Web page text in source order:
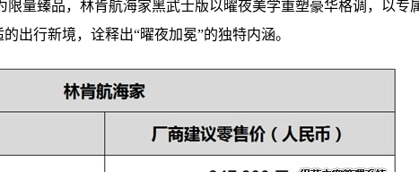
限量臻品，林肯航海家黑武士版以曜夜美学重塑豪华格调，以专
出行新境，诠释出“曜夜加冕”的独特内涵。